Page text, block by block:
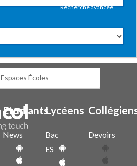
Recherche avancée
Espaces Écoles
Etudiants
News
Lycéens
Bac
ES
Devoirs